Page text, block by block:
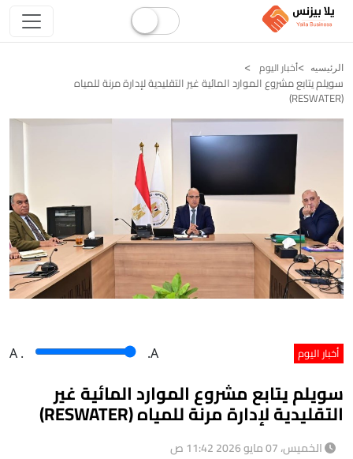
الرئيسيه أخبار اليوم
سويلم يتابع مشروع الموارد المائية غير التقليدية لإدارة مرنة للمياه
(RESWATER)
أخبار اليوم A . .A
سويلم يتابع مشروع الموارد المائية غير
التقليدية لإدارة مرنة للمياه (RESWATER)
الخميس، 07 مايو 2026 11:42 ص